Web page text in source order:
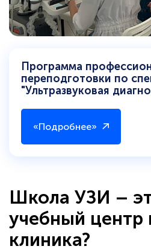
Программа
переподготовки по
"Ультразвуковая
«Подробнее»
Школа УЗИ –
учебный центр
клиника?